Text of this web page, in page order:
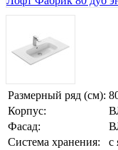
Размерный ряд (см):
Корпус:
Фасад:
Система хранения:
с